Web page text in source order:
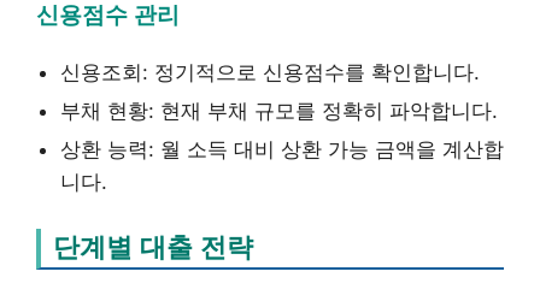
신용점수 관리
신용조회: 정기적으로 신용점수를 확인합니다.
부채 현황: 현재 부채 규모를 정확히 파악합니다.
상환 능력: 월 소득 대비 상환 가능 금액을 계산합
니다.
단계별 대출 전략